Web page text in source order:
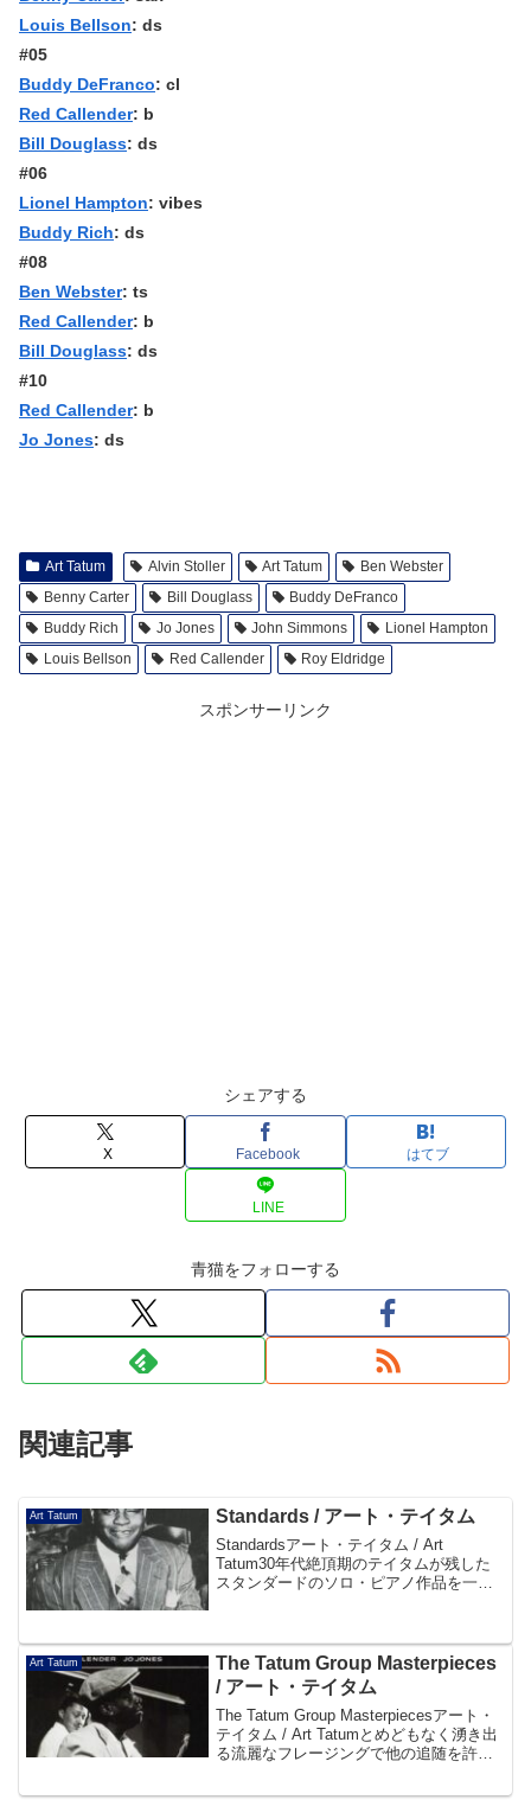
Louis Bellson: ds
#05
Buddy DeFranco: cl
Red Callender: b
Bill Douglass: ds
#06
Lionel Hampton: vibes
Buddy Rich: ds
#08
Ben Webster: ts
Red Callender: b
Bill Douglass: ds
#10
Red Callender: b
Jo Jones: ds
Art Tatum Alvin Stoller Art Tatum
Ben Webster
Benny Carter
Bill Douglass
Buddy DeFranco
Buddy Rich
Jo Jones John Simmons
Lionel Hampton
Louis Bellson
Red Callender Roy Eldridge
スポンサーリンク
シェアする
X Facebook はてブ
LINE
青猫をフォローする
関連記事
Art Tatum Standards / アート・テイタム
Standardsアート・テイタム / Art
Tatum30年代絶頂期のテイタムが残した
スタンダードのソロ・ピアノ作品を一枚
Art Tatum
The Tatum Group Masterpieces
/ アート・テイタム
The Tatum Group Masterpiecesアート・
テイタム / Art Tatumとめどもなく湧き出
る流麗なフレージングで他の追随を許さ
する不朽の名盤。帯よりDisc101. Just